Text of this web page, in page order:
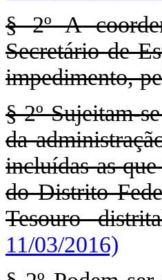
§ 2º A
Secretário de
impedimento,
§ 2º Sujeitam-
da
incluídas as
do Distrito
Tesouro
11/03/2016)